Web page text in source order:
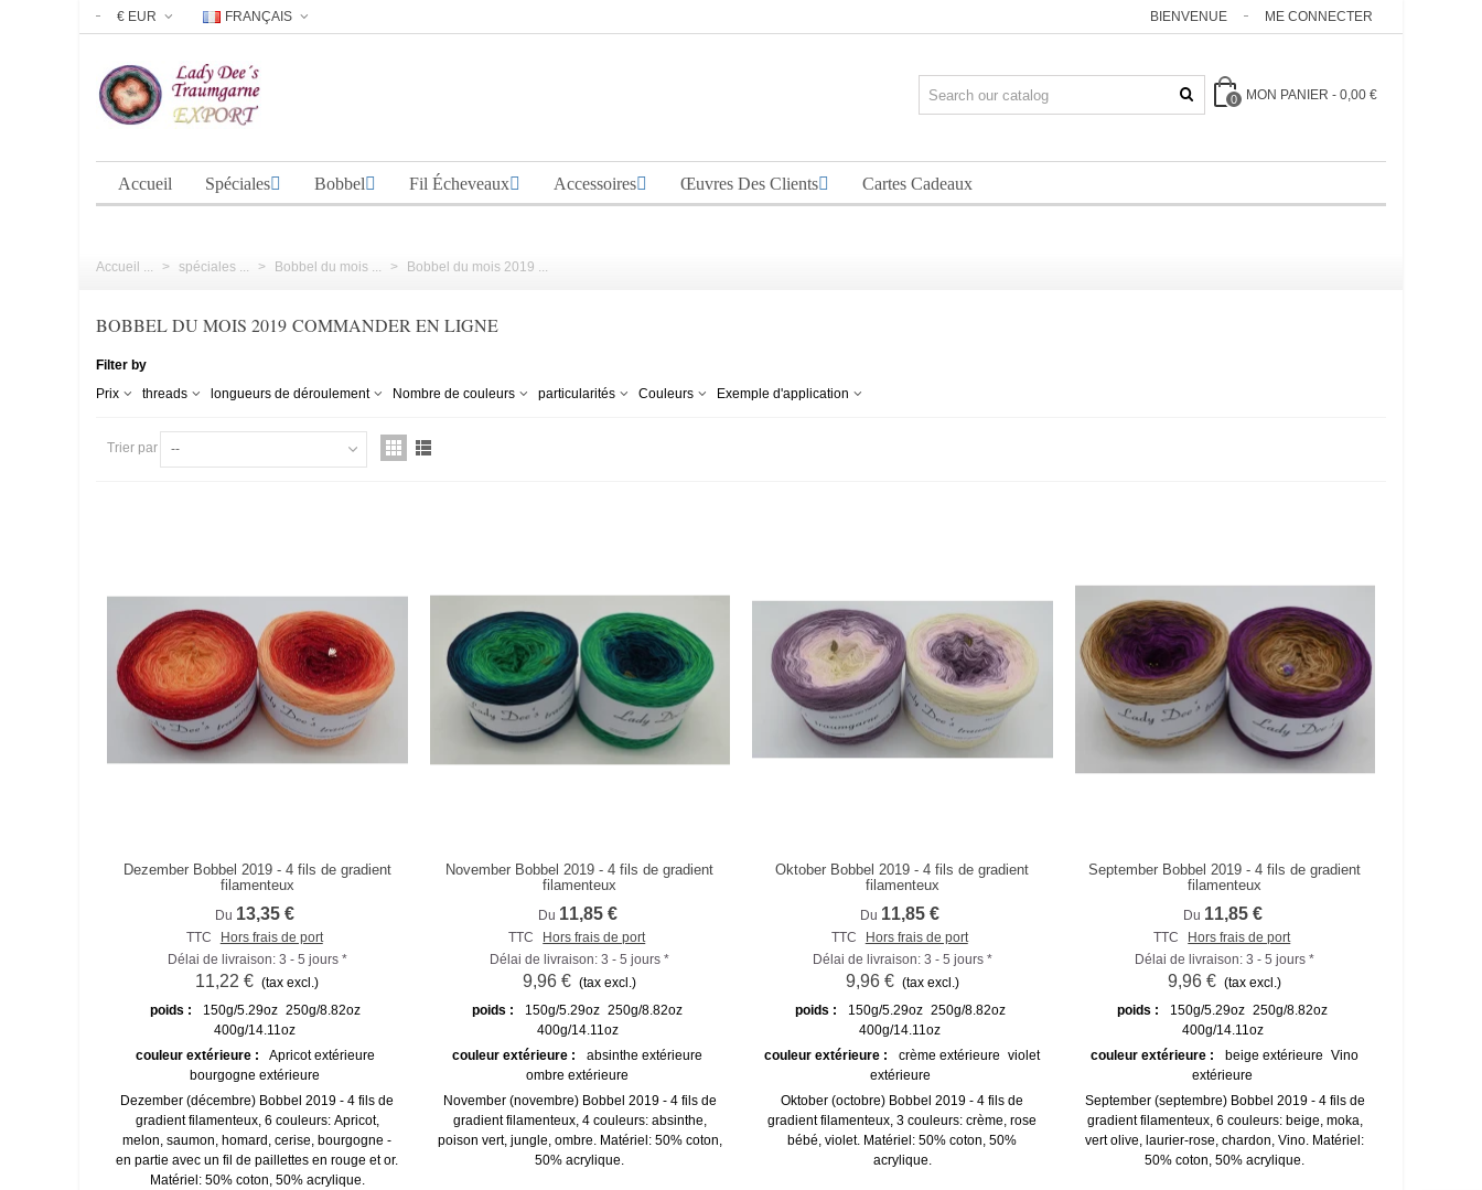
€ EUR FRANÇAIS BIENVENUE ME CONNECTER
0 MON PANIER - 0,00 €
Accueil Spéciales Bobbel Fil Écheveaux Accessoires Œuvres Des Clients Cartes Cadeaux
Accueil ... > spéciales ... > Bobbel du mois ... > Bobbel du mois 2019 ...
BOBBEL DU MOIS 2019 COMMANDER EN LIGNE
Filter by
Prix
threads longueurs de déroulement Nombre de couleurs particularités Couleurs Exemple d'application
Trier par --
Comparer
Dezember Bobbel 2019 - 4 fils de gradient
filamenteux
Du 13,35 €
TTC
Hors frais de port
Délai de livraison: 3 - 5 jours *
11,22 € (tax excl.)
poids :
150g/5.29oz 250g/8.82oz
400g/14.11oz
couleur extérieure :
Apricot extérieure
bourgogne extérieure
Dezember (décembre) Bobbel 2019 - 4 fils de
gradient filamenteux, 6 couleurs: Apricot,
melon, saumon, homard, cerise, bourgogne -
en partie avec un fil de paillettes en rouge et or.
Matériel: 50% coton, 50% acrylique.
Comparer
November Bobbel 2019 - 4 fils de gradient
filamenteux
Du 11,85 €
TTC
Hors frais de port
Délai de livraison: 3 - 5 jours *
9,96 € (tax excl.)
poids :
150g/5.29oz 250g/8.82oz
400g/14.11oz
couleur extérieure :
absinthe extérieure
ombre extérieure
November (novembre) Bobbel 2019 - 4 fils de
gradient filamenteux, 4 couleurs: absinthe,
poison vert, jungle, ombre. Matériel: 50% coton,
50% acrylique.
Comparer
Oktober Bobbel 2019 - 4 fils de gradient
filamenteux
Du 11,85 €
TTC
Hors frais de port
Délai de livraison: 3 - 5 jours *
9,96 € (tax excl.)
poids :
150g/5.29oz 250g/8.82oz
400g/14.11oz
couleur extérieure :
crème extérieure violet
extérieure
Oktober (octobre) Bobbel 2019 - 4 fils de
gradient filamenteux, 3 couleurs: crème, rose
bébé, violet. Matériel: 50% coton, 50%
acrylique.
Comparer
September Bobbel 2019 - 4 fils de gradient
filamenteux
Du 11,85 €
TTC
Hors frais de port
Délai de livraison: 3 - 5 jours *
9,96 € (tax excl.)
poids :
150g/5.29oz 250g/8.82oz
400g/14.11oz
couleur extérieure :
beige extérieure Vino
extérieure
September (septembre) Bobbel 2019 - 4 fils de
gradient filamenteux, 6 couleurs: beige, moka,
vert olive, laurier-rose, chardon, Vino. Matériel:
50% coton, 50% acrylique.